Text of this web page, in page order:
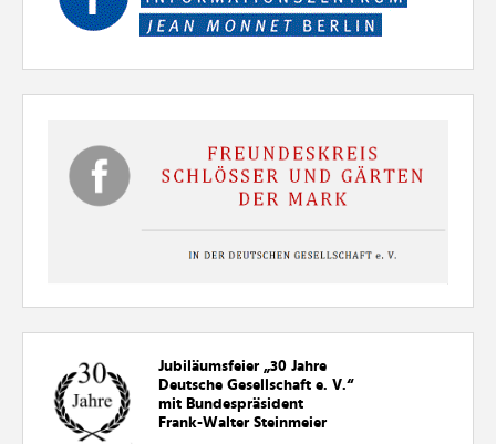
Jubiläumsfeier „30 Jahre
Deutsche Gesellschaft e. V.“
mit Bundespräsident
Frank-Walter Steinmeier